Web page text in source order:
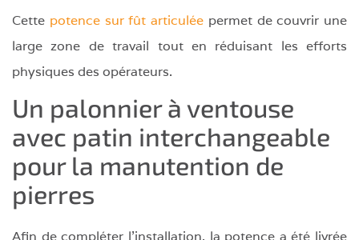
Cette potence sur fût articulée permet de couvrir une
large zone de travail tout en réduisant les efforts
physiques des opérateurs.
Un palonnier à ventouse
avec patin interchangeable
pour la manutention de
pierres
Afin de compléter l’installation, la potence a été livrée